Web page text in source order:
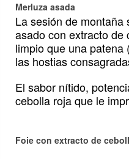
Merluza asada
La sesión de
asado con extracto de
limpio que una
las hostias
El sabor nítido,
cebolla roja que le
Foie con extracto de